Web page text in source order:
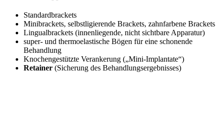
Standardbrackets
Minibrackets, selbstligierende Brackets, zahnfarbene Brackets
Lingualbrackets (innenliegende, nicht sichtbare Apparatur)
super- und thermoelastische Bögen für eine schonende
Behandlung
Knochengestützte Verankerung („Mini-Implantate“)
Retainer (Sicherung des Behandlungsergebnisses)